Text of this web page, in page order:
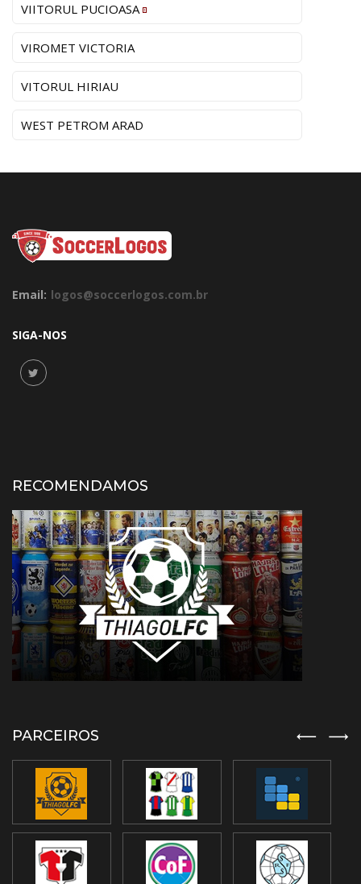
VIITORUL PUCIOASA
VIROMET VICTORIA
VITORUL HIRIAU
WEST PETROM ARAD
Email: logos@soccerlogos.com.br
SIGA-NOS
RECOMENDAMOS
PARCEIROS